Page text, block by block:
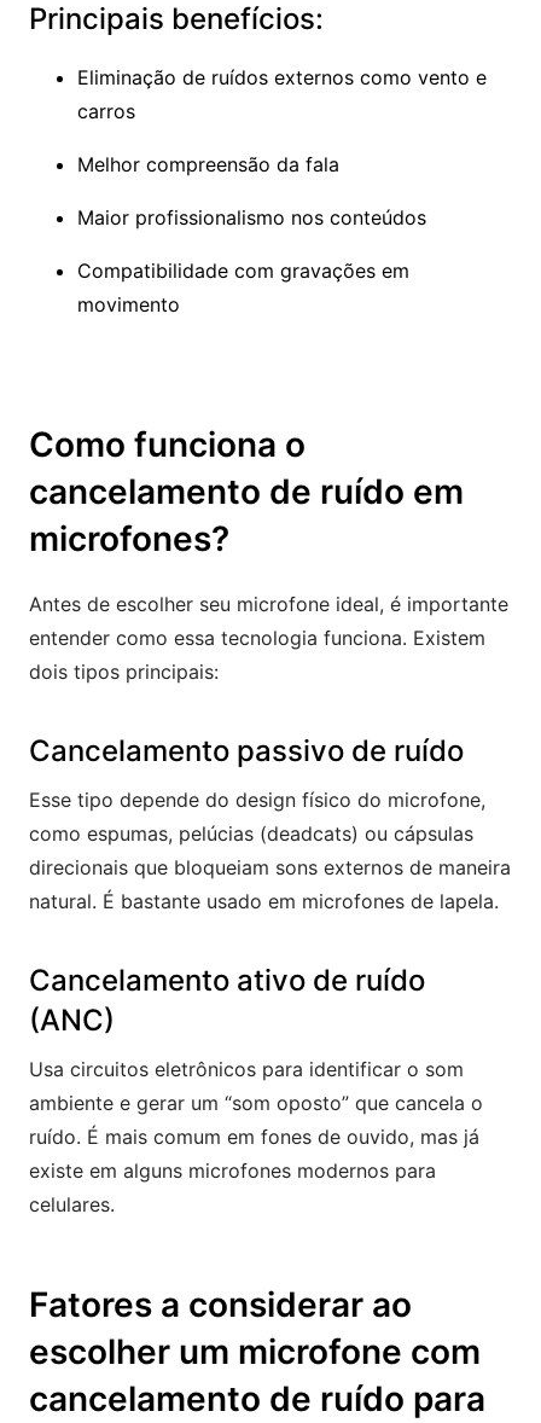
Principais benefícios:
Eliminação de ruídos externos como vento e
carros
Melhor compreensão da fala
Maior profissionalismo nos conteúdos
Compatibilidade com gravações em
movimento
Como funciona o
cancelamento de ruído em
microfones?
Antes de escolher seu microfone ideal, é importante
entender como essa tecnologia funciona. Existem
dois tipos principais:
Cancelamento passivo de ruído
Esse tipo depende do design físico do microfone,
como espumas, pelúcias (deadcats) ou cápsulas
direcionais que bloqueiam sons externos de maneira
natural. É bastante usado em microfones de lapela.
Cancelamento ativo de ruído
(ANC)
Usa circuitos eletrônicos para identificar o som
ambiente e gerar um “som oposto” que cancela o
ruído. É mais comum em fones de ouvido, mas já
existe em alguns microfones modernos para
celulares.
Fatores a considerar ao
escolher um microfone com
cancelamento de ruído para